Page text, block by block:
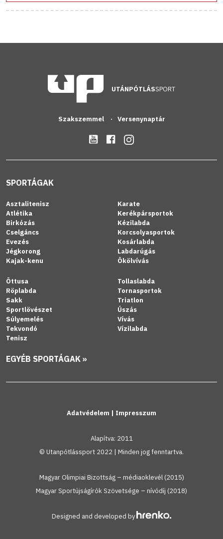
UTÁNPÓTLÁSSPORT
Szakszemmel Versenynaptár
SPORTÁGAK
Asztalitenisz
Atlétika
Birkózás
Cselgáncs
Evezés
Jégkorong
Kajak-kenu
Karate
Kerékpársportok
Kézilabda
Korcsolyasportok
Kosárlabda
Labdarúgás
Ökölvívás
Öttusa
Röplabda
Sakk
Sportlövészet
Súlyemelés
Tekvondó
Tenisz
Tollaslabda
Tornasportok
Triatlon
Úszás
Vívás
Vízilabda
EGYÉB SPORTÁGAK »
Adatvédelem | Impresszum
Alapítva: 2011
© Utanpótlássport 2022 | Minden jog fenntartva.
Magyar Olimpiai Bizottság – médiaoklevél (2015)
Magyar Sportújságírók Szövetsége – nívódíj (2018)
Designed and developed by